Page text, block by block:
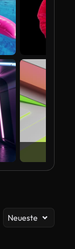
Neueste